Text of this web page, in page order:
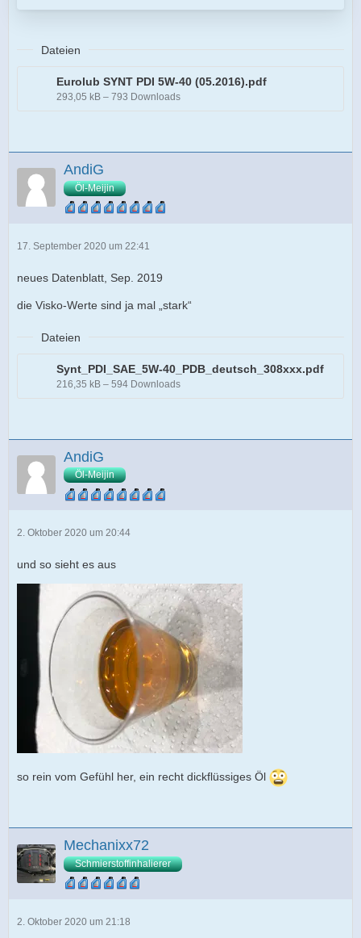
Dateien
Eurolub SYNT PDI 5W-40 (05.2016).pdf
293,05 kB – 793 Downloads
AndiG
Öl-Meijin
17. September 2020 um 22:41
neues Datenblatt, Sep. 2019
die Visko-Werte sind ja mal „stark“
Dateien
Synt_PDI_SAE_5W-40_PDB_deutsch_308xxx.pdf
216,35 kB – 594 Downloads
AndiG
Öl-Meijin
2. Oktober 2020 um 20:44
und so sieht es aus
so rein vom Gefühl her, ein recht dickflüssiges Öl
Mechanixx72
Schmierstoffinhalierer
2. Oktober 2020 um 21:18